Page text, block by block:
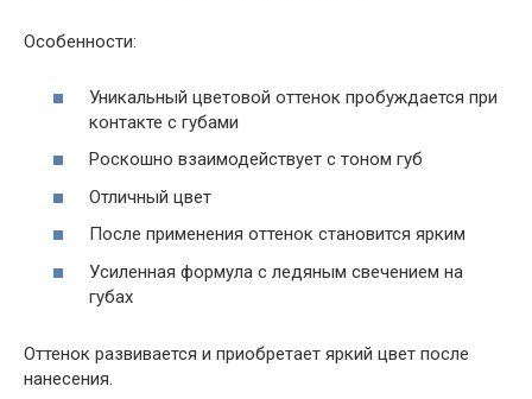
Особенности:
Уникальный цветовой оттенок пробуждается при
контакте с губами
Роскошно взаимодействует с тоном губ
Отличный цвет
После применения оттенок становится ярким
Усиленная формула с ледяным свечением на
губах
Оттенок развивается и приобретает яркий цвет после
нанесения.